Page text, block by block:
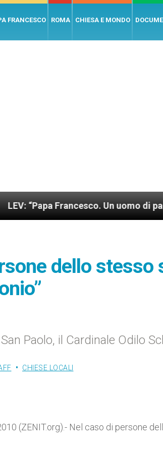
FRANCESCO ROMA CHIESA E MONDO
Francesco. Un uomo di parola”,
dello stesso
Paolo, il Cardinale Odilo
CHIESE LOCALI
(ZENIT.org).- Nel caso di persone